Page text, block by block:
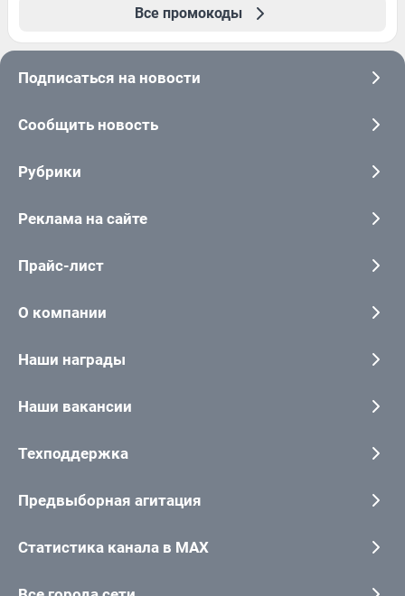
Все промокоды
Подписаться на новости
Сообщить новость
Рубрики
Реклама на сайте
Прайс-лист
О компании
Наши награды
Наши вакансии
Техподдержка
Предвыборная агитация
Статистика канала в MAX